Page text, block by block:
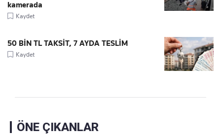
kamerada
Kaydet
50 BİN TL TAKSİT, 7 AYDA TESLİM
Kaydet
ÖNE ÇIKANLAR